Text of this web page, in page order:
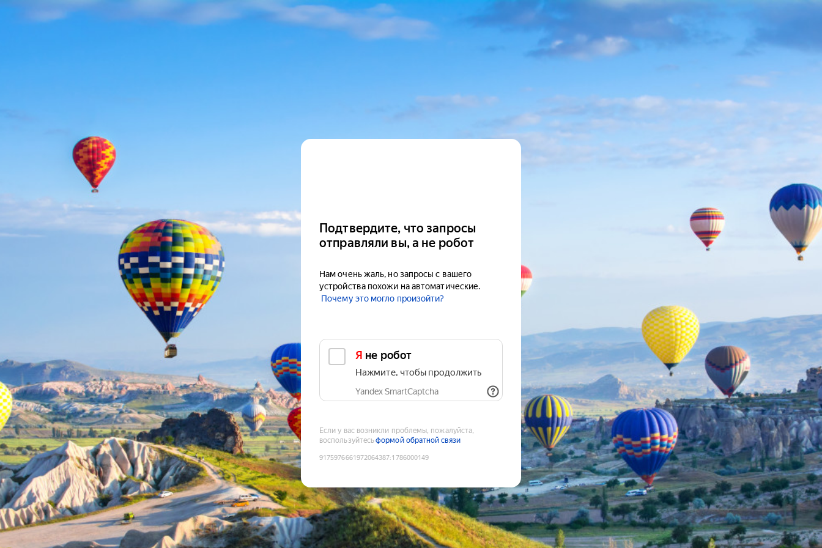
Подтвердите, что запросы
отправляли вы, а не робот
Нам очень жаль, но запросы с вашего
устройства похожи на автоматические.
Почему это могло произойти?
Я не робот
Нажмите, чтобы продолжить
Yandex SmartCaptcha
Если у вас возникли проблемы, пожалуйста,
воспользуйтесьформой обратной связи
9175976661972064387:1786000149